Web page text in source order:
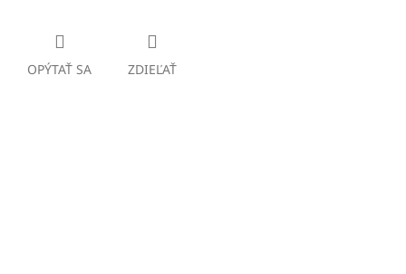
OPÝTAŤ SA ZDIEĽAŤ